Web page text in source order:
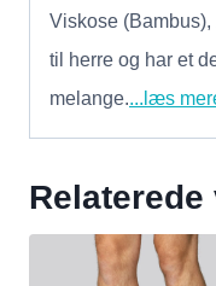
Viskose
til herre og har et
melange....læs
Relaterede